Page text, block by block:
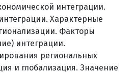
интеграции.
Характерные
Факторы
интеграции.
региональных
и глобализация. Значение